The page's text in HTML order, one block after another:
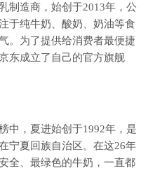
制造商，始创于2013年，公
于纯牛奶、酸奶、奶油等食
。为了提供给消费者最便捷
东成立了自己的官方旗舰
中，夏进始创于1992年，是
宁夏回族自治区。在这26年
全、最绿色的牛奶，一直都